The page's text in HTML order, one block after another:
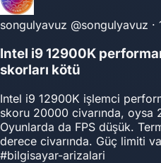
songulyavuz @songulyavuz ·
Intel i9 12900K
skorları kötü
Intel i9 12900K işlemci
skoru 20000 civarında, oysa
Oyunlarda da FPS düşük.
derece civarında. Güç limiti
#bilgisayar-arizalari